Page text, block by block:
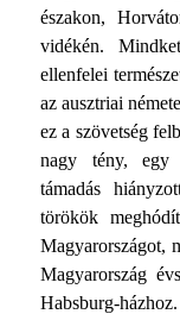
északon,
vidékén.
ellenfelei
az ausztriai
ez a szövetség
nagy tény, egy
támadás
törökök
Magyarországot,
Magyarország
Habsburg-házhoz.